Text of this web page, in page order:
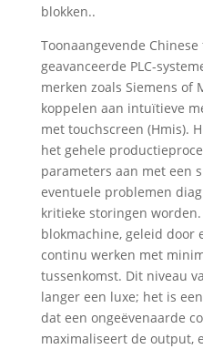
blokken..
Toonaangevende
geavanceerde PLC-
merken zoals Siemens of
koppelen aan intuïtieve
met touchscreen (Hmis).
het gehele
parameters aan met een
eventuele problemen
kritieke storingen
blokmachine, geleid door
continu werken met
tussenkomst. Dit niveau
langer een luxe; het is
dat een ongeëvenaarde
maximaliseert de output,